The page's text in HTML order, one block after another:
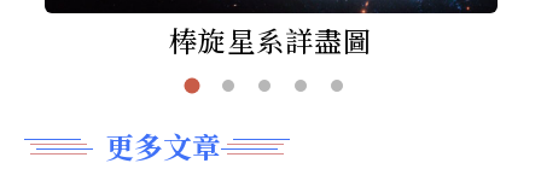
棒旋星系詳盡圖
更多文章